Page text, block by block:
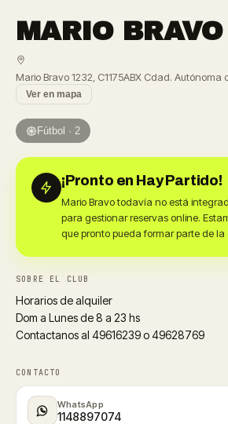
MARIO BRAVO
Mario Bravo 1232, C1175ABX Cdad.
Ver en mapa
Fútbol · 2
¡Pronto en Hay Partido!
Mario Bravo todavía no está
para gestionar reservas online.
que pronto pueda formar parte de
SOBRE EL CLUB
Horarios de alquiler
Dom a Lunes de 8 a 23 hs
Contactanos al 49616239 o 49628769
CONTACTO
WhatsApp
1148897074